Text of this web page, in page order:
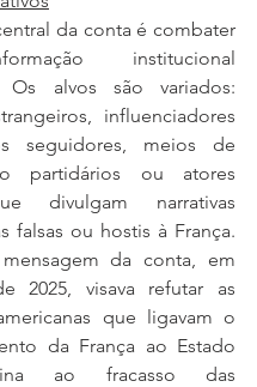
da conta é combater
institucional
Os alvos são variados:
influenciadores
seguidores, meios de
partidários ou atores
divulgam narrativas
falsas ou hostis à França.
da conta, em
2025, visava refutar as
que ligavam o
da França ao Estado
ao fracasso das